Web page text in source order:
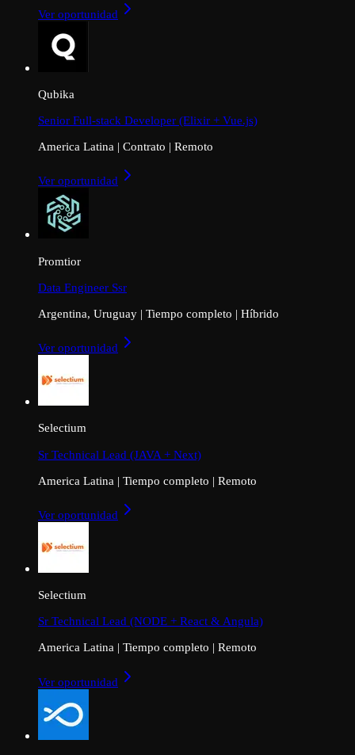
Ver oportunidad
Qubika
Senior Full-stack Developer (Elixir + Vue.js)
America Latina | Contrato | Remoto
Ver oportunidad
Promtior
Data Engineer Ssr
Argentina, Uruguay | Tiempo completo | Híbrido
Ver oportunidad
Selectium
Sr Technical Lead (JAVA + Next)
America Latina | Tiempo completo | Remoto
Ver oportunidad
Selectium
Sr Technical Lead (NODE + React & Angula)
America Latina | Tiempo completo | Remoto
Ver oportunidad